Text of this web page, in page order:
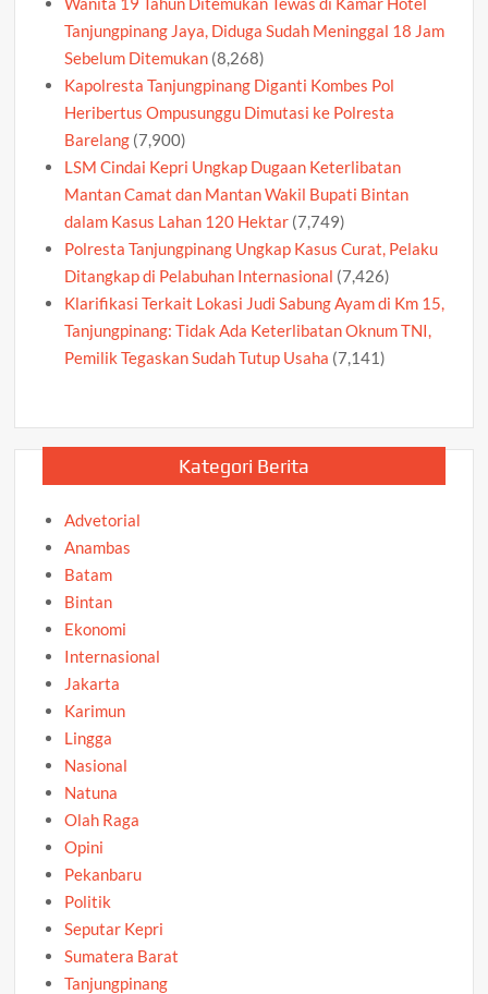
Tanjungpinang Jaya, Diduga Sudah Meninggal 18 Jam
Sebelum Ditemukan (8,268)
Kapolresta Tanjungpinang Diganti Kombes Pol
Heribertus Ompusunggu Dimutasi ke Polresta
Barelang (7,900)
LSM Cindai Kepri Ungkap Dugaan Keterlibatan
Mantan Camat dan Mantan Wakil Bupati Bintan
dalam Kasus Lahan 120 Hektar (7,749)
Polresta Tanjungpinang Ungkap Kasus Curat, Pelaku
Ditangkap di Pelabuhan Internasional (7,426)
Klarifikasi Terkait Lokasi Judi Sabung Ayam di Km 15,
Tanjungpinang: Tidak Ada Keterlibatan Oknum TNI,
Pemilik Tegaskan Sudah Tutup Usaha (7,141)
Kategori Berita
Advetorial
Anambas
Batam
Bintan
Ekonomi
Internasional
Jakarta
Karimun
Lingga
Nasional
Natuna
Olah Raga
Opini
Pekanbaru
Politik
Seputar Kepri
Sumatera Barat
Tanjungpinang